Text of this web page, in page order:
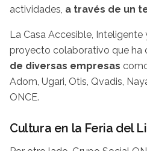
actividades, a través de un
La Casa Accesible, Inteligente
proyecto colaborativo que ha
de diversas empresas
Adom, Ugari, Otis, Qvadis,
ONCE.
Cultura en la Feria del